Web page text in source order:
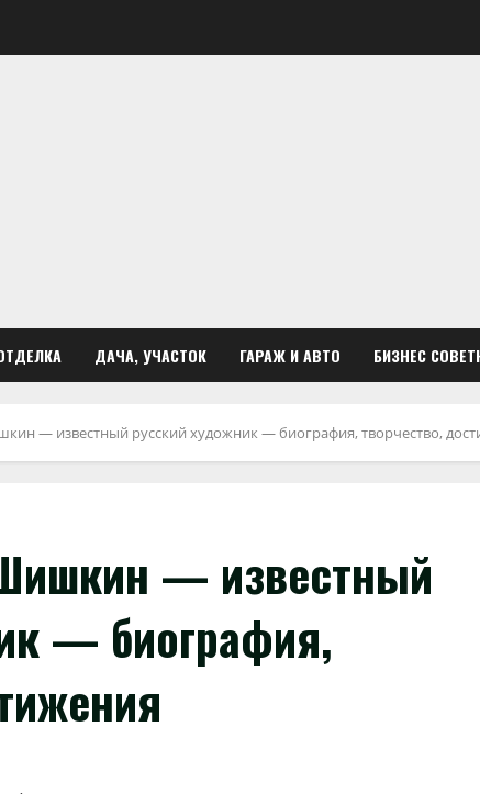
ДАЧА, УЧАСТОК ГАРАЖ И АВТО БИЗНЕС
— известный русский художник — биография, творчество,
— известный
— биография,